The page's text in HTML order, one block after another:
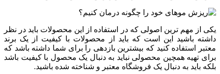
یکی از مهم ترین اصولی که در استفاده از این محصولات باید در نظر
داشته باشید این است که باید از محصولات با کیفیت از یک برند
معتبر استفاده کنید که بیشترین بازدهی را برای شما داشته باشد که
برای تهیه همچین محصولی نباید به دنبال یک محصول با کیفیت باشد
بلکه باید به دنبال یک فروشگاه معتبر و شناخته شده باشید.